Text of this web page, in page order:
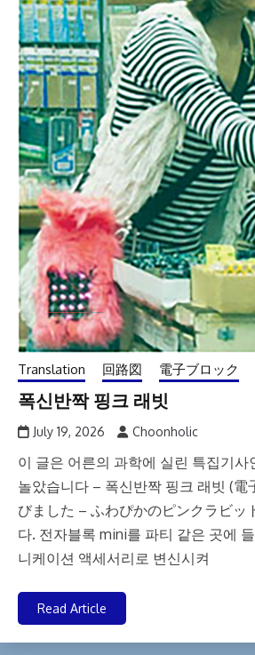
Translation 回路図 電子ブロック
폭신반짝 핑크 래빗
July 19, 2026 Choonholic
이 글은 어른의 과학에 실린 특집기사
놀았습니다 – 폭신반짝 핑크 래빗 (電
びました – ふわぴかのピンクラビッ
다. 전자블록 mini를 파티 같은 곳에
니케이션 액세서리로 변신시켜
Read Article